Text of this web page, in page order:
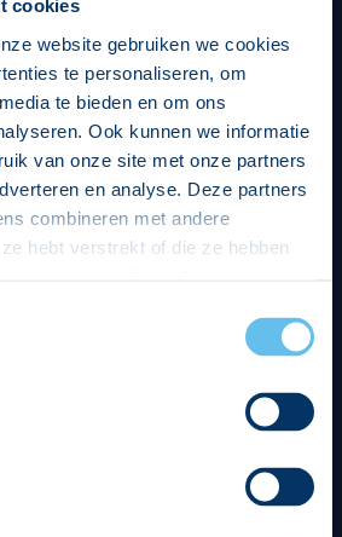
cookies
website gebruiken we cookies
te personaliseren, om
te bieden en om ons
Ook kunnen we informatie
van onze site met onze partners
en analyse. Deze partners
combineren met andere
hebt verstrekt of die ze hebben
wijze. Je kunt je toestemming
en cookieverklaring pagina.